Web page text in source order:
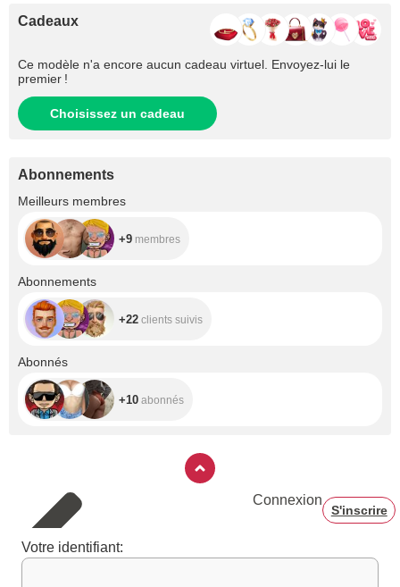
Cadeaux
Ce modèle n'a encore aucun cadeau virtuel. Envoyez-lui le
premier !
Choisissez un cadeau
Abonnements
Meilleurs membres
+9 membres
Abonnements
+22 clients suivis
Abonnés
+10 abonnés
Connexion
S'inscrire
Votre identifiant: